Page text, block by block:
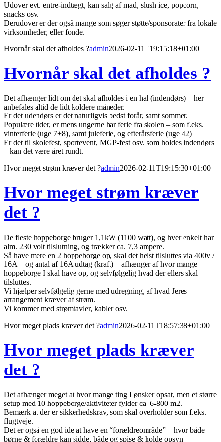
Udover evt. entre-indtægt, kan salg af mad, slush ice, popcorn,
snacks osv.
Derudover er der også mange som søger støtte/sponsorater fra lokale
virksomheder, eller fonde.
Hvornår skal det afholdes ?admin2026-02-11T19:15:18+01:00
Hvornår skal det afholdes ?
Det afhænger lidt om det skal afholdes i en hal (indendørs) – her
anbefales altid de lidt koldere måneder.
Er det udendørs er det naturligvis bedst forår, samt sommer.
Populære tider, er mens ungerne har ferie fra skolen – som f.eks.
vinterferie (uge 7+8), samt juleferie, og efterårsferie (uge 42)
Er det til skolefest, sportevent, MGP-fest osv. som holdes indendørs
– kan det være året rundt.
Hvor meget strøm kræver det ?admin2026-02-11T19:15:30+01:00
Hvor meget strøm kræver
det ?
De fleste hoppeborge bruger 1,1kW (1100 watt), og hver enkelt har
alm. 230 volt tilslutning, og trækker ca. 7,3 ampere.
Så have mere en 2 hoppeborge op, skal det helst tilsluttes via 400v /
16A – og antal af 16A udtag (kraft) – afhænger af hvor mange
hoppeborge I skal have op, og selvfølgelig hvad der ellers skal
tilsluttes.
Vi hjælper selvfølgelig gerne med udregning, af hvad Jeres
arrangement kræver af strøm.
Vi kommer med strømtavler, kabler osv.
Hvor meget plads kræver det ?admin2026-02-11T18:57:38+01:00
Hvor meget plads kræver
det ?
Det afhænger meget at hvor mange ting I ønsker opsat, men et større
setup med 10 hoppeborge/aktiviteter fylder ca. 6-800 m2.
Bemærk at der er sikkerhedskrav, som skal overholder som f.eks.
flugtveje.
Det er også en god ide at have en “forældreområde” – hvor både
børne & forældre kan sidde, både og spise & holde opsyn.